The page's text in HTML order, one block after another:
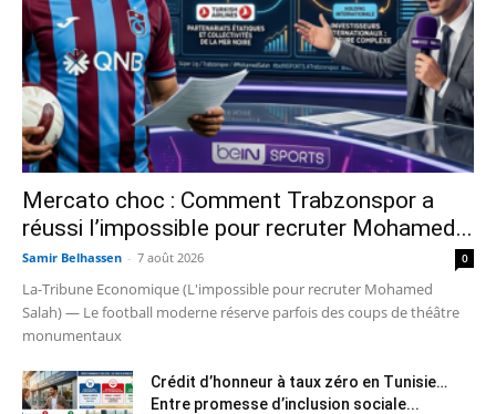
Mercato choc : Comment Trabzonspor a
réussi l’impossible pour recruter Mohamed...
Samir Belhassen - 7 août 2026 0
La-Tribune Economique (L'impossible pour recruter Mohamed
Salah) — Le football moderne réserve parfois des coups de théâtre
monumentaux
Crédit d’honneur à taux zéro en Tunisie…
Entre promesse d’inclusion sociale...